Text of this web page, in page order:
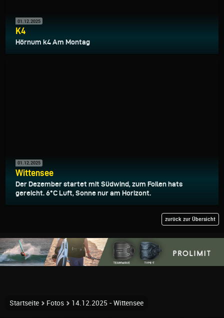
01.12.2025
K4
Hörnum k4 Am Montag
01.12.2025
Wittensee
Der Dezember startet mit Südwind, zum Foilen hats
gereicht. 6°C Luft, Sonne nur am Horizont.
zurück zur Übersicht
Startseite Fotos 14.12.2025 - Wittensee